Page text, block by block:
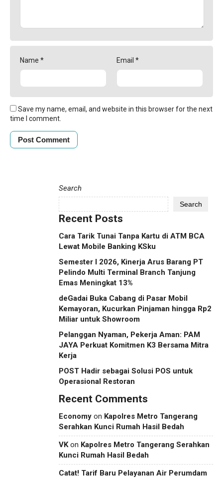
Name * Email *
Save my name, email, and website in this browser for the next
time I comment.
Search
Search
Recent Posts
Cara Tarik Tunai Tanpa Kartu di ATM BCA
Lewat Mobile Banking KSku
Semester I 2026, Kinerja Arus Barang PT
Pelindo Multi Terminal Branch Tanjung
Emas Meningkat 13%
deGadai Buka Cabang di Pasar Mobil
Kemayoran, Kucurkan Pinjaman hingga Rp2
Miliar untuk Showroom
Pelanggan Nyaman, Pekerja Aman: PAM
JAYA Perkuat Komitmen K3 Bersama Mitra
Kerja
POST Hadir sebagai Solusi POS untuk
Operasional Restoran
Recent Comments
Economy on Kapolres Metro Tangerang
Serahkan Kunci Rumah Hasil Bedah
VKon Kapolres Metro Tangerang Serahkan
Kunci Rumah Hasil Bedah
Catat! Tarif Baru Pelayanan Air Perumdam